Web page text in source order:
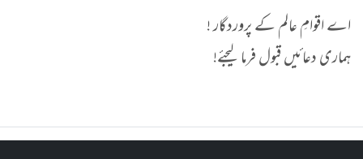
اے اقوامِ عالم کے پروردگار !
ہماری دعائیں قبول فرما لیجئے!